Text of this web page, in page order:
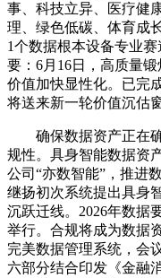
事、科技立异、医疗健
理、绿色低碳、体育成
1个数据根本设备专业
要：6月16日，高质量
价值加快显性化。已完
将送来新一轮价值沉估窗
确保数据资产正在确
规性。具身智能数据资
公司“亦数智能”，推进
继扬初次系统提出具身
沉跃迁线。2026年数据
举行。合规将成为数据
完美数据管理系统，会
六部分结合印发《金融